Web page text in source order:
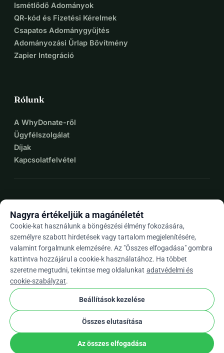
Ismétlődő Adományok
QR-kód és Fizetési Kérelmek
Csapatos Adománygyűjtés
Adományozási Űrlap Bővítmény
Zapier Integráció
Rólunk
A WhyDonate-ről
Ügyfélszolgálat
Díjak
Kapcsolatfelvétel
Huarrow_drop_down
★★★★★4,9 / 5 több mint 500 értékelés alapján
WhyDonate
Adatvédelem és sütik
Általános szerződési feltételek
Európában Készült stripe checkEllenőrzött Partner
Nagyra értékeljük a magánéletét
Cookie-kat használunk a böngészési élmény fokozására,
személyre szabott hirdetések vagy tartalom megjelenítésére,
valamint forgalmunk elemzésére. Az "Összes elfogadása" gombra
kattintva hozzájárul a cookie-k használatához. Ha többet
szeretne megtudni, tekintse meg oldalunkat adatvédelmi és
cookie-szabályzat.
Beállítások kezelése
Összes elutasítása
Az összes elfogadása